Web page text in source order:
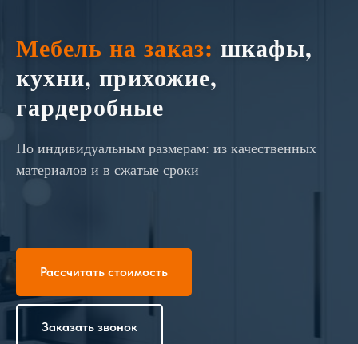
Мебель на заказ: шкафы,
кухни, прихожие,
гардеробные
По индивидуальным размерам: из качественных
материалов и в сжатые сроки
Рассчитать стоимость
Заказать звонок